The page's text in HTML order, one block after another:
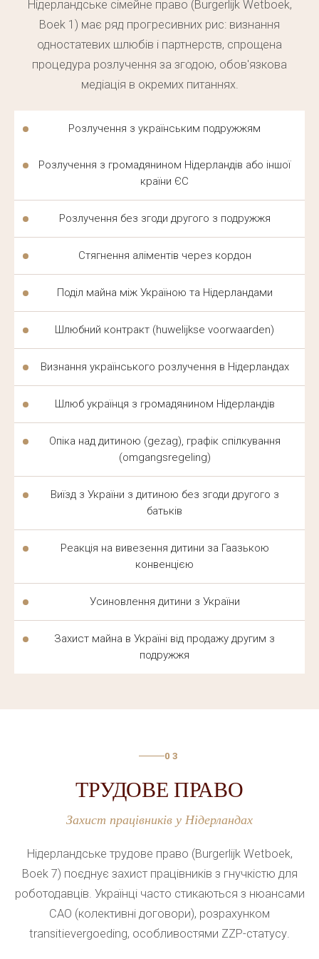
порядку. Помилка в документах або пропущений
термін оскарження може коштувати клієнту статусу,
томуімміграційний адвокатпотрібен вже на
першому етапі. Нашімміграційний адвокат
адже самеімміграційний статус визначає
СІМЕЙНИЙ АДВОКАТ В
НІДЕРЛАНДАХ — ЗАХИСТ ПРАВ
У ОСОБИСТИХ ПИТАННЯХ
Голландськесімейне правовідрізняється від
українського в питаннях розлучення та опіки над
дітьми.Сімейний адвокатвраховує цю специфіку і
захищає інтереси клієнта в суді.
Юристзсімейнихсправ допомагає з розлученням,
розподілом майна, аліментами та батьківськими
правами. Кожна справа вимагає точного знання
зрозумілою мовою.
РОСІЙСЬКОМОВНИЙ АДВОКАТ
В НІДЕРЛАНДАХ — ЧОМУ ЦЕ
ВАЖЛИВО
і ризик втрати деталей під час перекладу. Клієнт
описує ситуацію рідною мовою і отримує точну
відповідь від досвідченогоюриста.
Російськомовний адвокатвНідерландах,
знання голландськогоправаз розумінням культури
ЮРИСТ З МІЖНАРОДНОГО
ПРАВА В НІДЕРЛАНДАХ —
ОНЛАЙН ТА ОЧНО
з міжнародного права
справа стосується законодавства кількох країн:
Нідерландське сімейне право (Burgerlijk Wetboek,
Boek 1) має ряд прогресивних рис: визнання
одностатевих шлюбів і партнерств, спрощена
процедура розлучення за згодою, обов'язкова
медіація в окремих питаннях.
Розлучення з українським подружжям
Розлучення з громадянином Нідерландів або іншої
країни ЄС
Розлучення без згоди другого з подружжя
Стягнення аліментів через кордон
Поділ майна між Україною та Нідерландами
Шлюбний контракт (huwelijkse voorwaarden)
Визнання українського розлучення в Нідерландах
Шлюб українця з громадянином Нідерландів
Опіка над дитиною (gezag), графік спілкування
(omgangsregeling)
Виїзд з України з дитиною без згоди другого з
батьків
Реакція на вивезення дитини за Гаазькою
конвенцією
Усиновлення дитини з України
Захист майна в Україні від продажу другим з
подружжя
03
ТРУДОВЕ ПРАВО
Захист працівників у Нідерландах
Нідерландське трудове право (Burgerlijk Wetboek,
Boek 7) поєднує захист працівників з гнучкістю для
роботодавців. Українці часто стикаються з нюансами
CAO (колективні договори), розрахунком
transitievergoeding, особливостями ZZP-статусу.